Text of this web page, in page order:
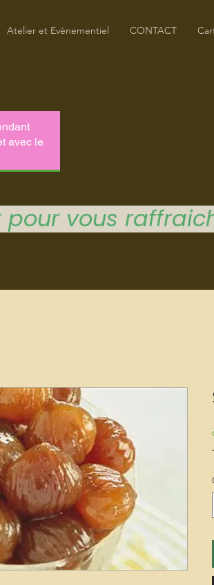
Atelier et Evènementiel CONTACT
vous